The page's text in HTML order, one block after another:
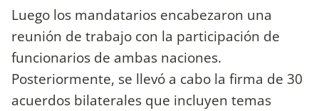
Luego los mandatarios encabezaron una
reunión de trabajo con la participación de
funcionarios de ambas naciones.
Posteriormente, se llevó a cabo la firma de 30
acuerdos bilaterales que incluyen temas